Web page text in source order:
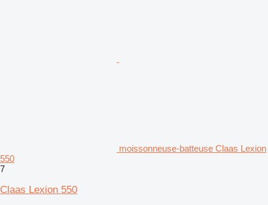
moissonneuse-batteuse Claas Lexion
550
7
Claas Lexion 550